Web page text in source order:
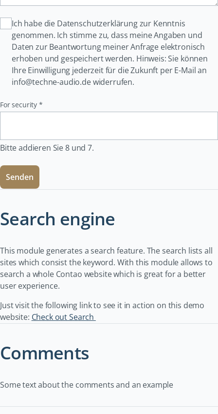
Ich habe die Datenschutzerklärung zur Kenntnis
genommen. Ich stimme zu, dass meine Angaben und
Daten zur Beantwortung meiner Anfrage elektronisch
erhoben und gespeichert werden. Hinweis: Sie können
Ihre Einwilligung jederzeit für die Zukunft per E-Mail an
info@techne-audio.de widerrufen.
Pflichtfeld
For security *
Bitte addieren Sie 8 und 7.
Senden
Search engine
This module generates a search feature. The search lists all
sites which consist the keyword. With this module allows to
search a whole Contao website which is great for a better
user experience.
Just visit the following link to see it in action on this demo
website: Check out Search
Comments
Some text about the comments and an example